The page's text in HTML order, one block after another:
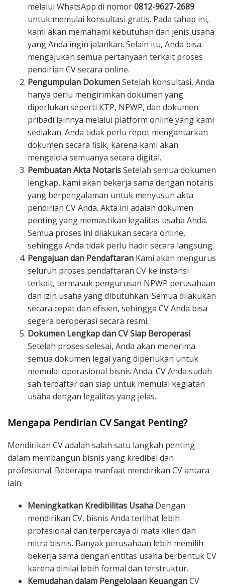
melalui WhatsApp di nomor0812-9627-2689
untuk memulai konsultasi gratis. Pada tahap ini,
kami akan memahami kebutuhan dan jenis usaha
yang Anda ingin jalankan. Selain itu, Anda bisa
mengajukan semua pertanyaan terkait proses
pendirian CV secara online.
Pengumpulan DokumenSetelah konsultasi, Anda
hanya perlu mengirimkan dokumen yang
diperlukan seperti KTP, NPWP, dan dokumen
pribadi lainnya melalui platform online yang kami
sediakan. Anda tidak perlu repot mengantarkan
dokumen secara fisik, karena kami akan
mengelola semuanya secara digital.
Pembuatan Akta NotarisSetelah semua dokumen
lengkap, kami akan bekerja sama dengan notaris
yang berpengalaman untuk menyusun akta
pendirian CV Anda. Akta ini adalah dokumen
penting yang memastikan legalitas usaha Anda.
Semua proses ini dilakukan secara online,
sehingga Anda tidak perlu hadir secara langsung.
Pengajuan dan Pendaftaran Kami akan mengurus
seluruh proses pendaftaran CV ke instansi
terkait, termasuk pengurusan NPWP perusahaan
dan izin usaha yang dibutuhkan. Semua dilakukan
secara cepat dan efisien, sehingga CV Anda bisa
segera beroperasi secara resmi.
Dokumen Lengkap dan CV Siap Beroperasi
Setelah proses selesai, Anda akan menerima
semua dokumen legal yang diperlukan untuk
memulai operasional bisnis Anda. CV Anda sudah
sah terdaftar dan siap untuk memulai kegiatan
usaha dengan legalitas yang jelas.
Mengapa Pendirian CV Sangat Penting?
Mendirikan CV adalah salah satu langkah penting
dalam membangun bisnis yang kredibel dan
profesional. Beberapa manfaat mendirikan CV antara
lain:
Meningkatkan Kredibilitas Usaha Dengan
mendirikan CV, bisnis Anda terlihat lebih
profesional dan terpercaya di mata klien dan
mitra bisnis. Banyak perusahaan lebih memilih
bekerja sama dengan entitas usaha berbentuk CV
karena dinilai lebih formal dan terstruktur.
Kemudahan dalam Pengelolaan KeuanganCV